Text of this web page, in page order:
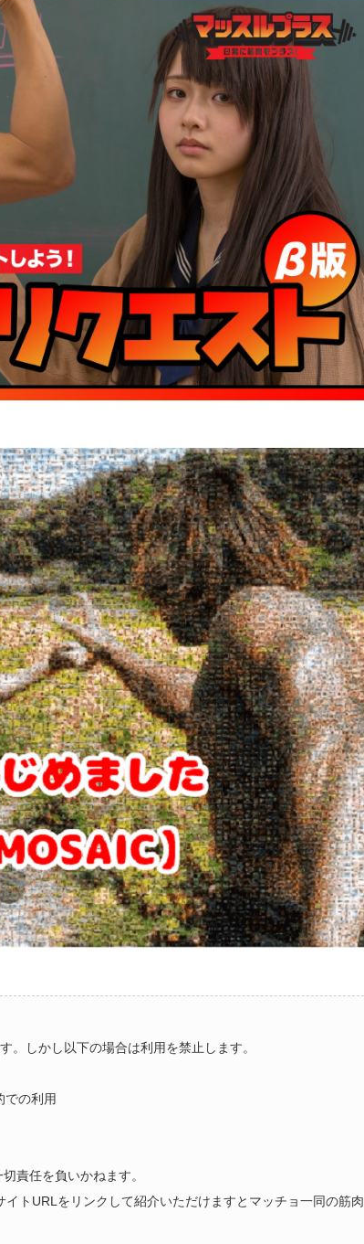
。しかし以下の場合は利用を禁止します。
での利用
責任を負いかねます。
トURLをリンクして紹介いただけますとマッチョ一同の筋肉